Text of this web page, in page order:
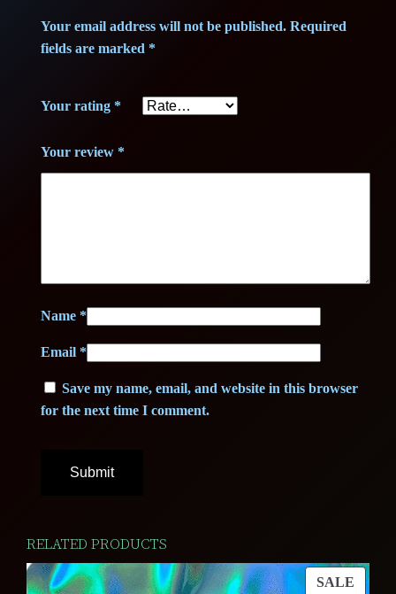
0
.
.
Your email address will not be published. Required
fields are marked*
Your rating *
Your review *
Name *
Email*
Save my name, email, and website in this browser
for the next time I comment.
RELATED PRODUCTS
SALE